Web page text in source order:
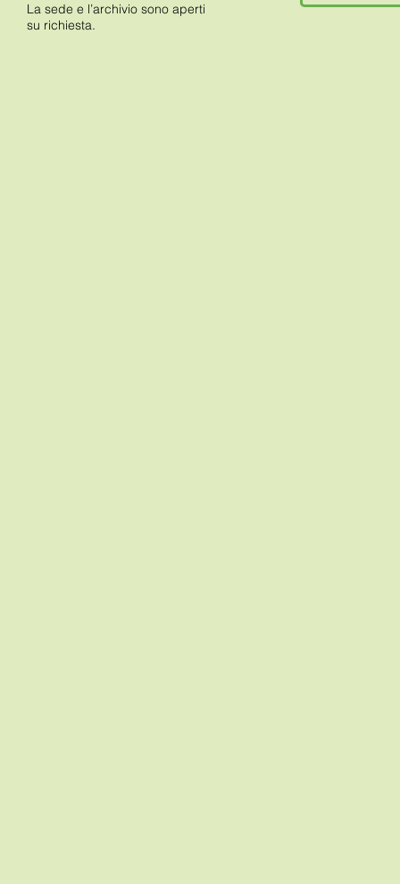
La sede e l’archivio sono aperti
su richiesta.